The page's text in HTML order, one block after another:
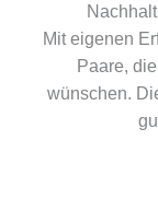
Mit eigenen
Paare,
wünschen.